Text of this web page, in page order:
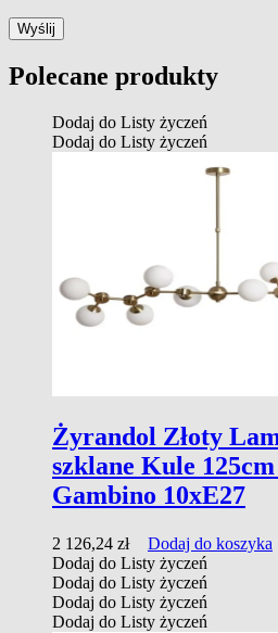
Polecane produkty
Dodaj do Listy życzeń
Dodaj do Listy życzeń
Żyrandol Złoty
szklane Kule
Gambino 10xE27
2 126,24 zł
Dodaj do koszyka
Dodaj do Listy życzeń
Dodaj do Listy życzeń
Dodaj do Listy życzeń
Dodaj do Listy życzeń